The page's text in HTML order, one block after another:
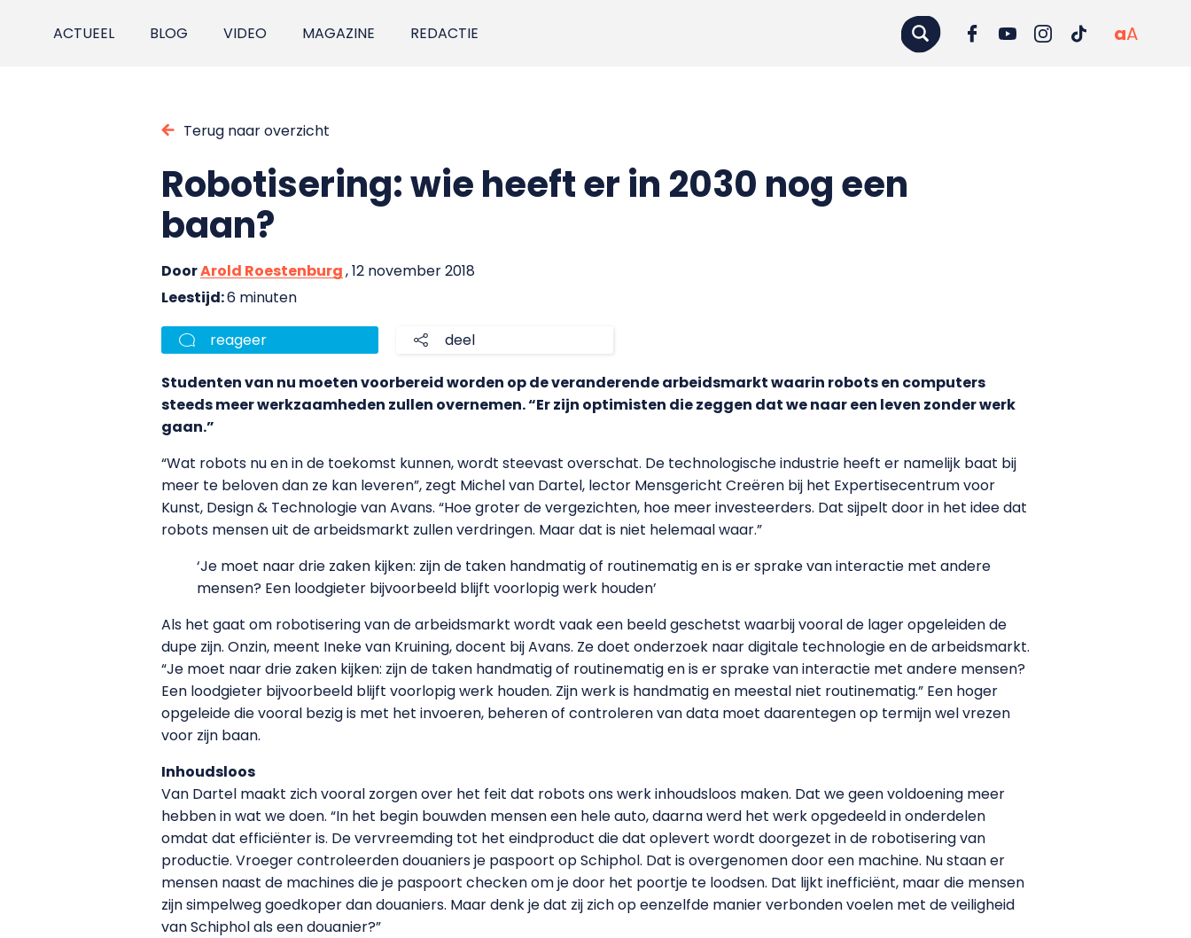
ACTUEEL BLOG VIDEO MAGAZINE REDACTIE aA
Terug naar overzicht
Robotisering: wie heeft er in 2030 nog een
baan?
DoorArold Roestenburg, 12 november 2018
Leestijd:6 minuten
reageer deel
Studenten van nu moeten voorbereid worden op de veranderende arbeidsmarkt waarin robots en computers
steeds meer werkzaamheden zullen overnemen. “Er zijn optimisten die zeggen dat we naar een leven zonder werk
gaan.”
“Wat robots nu en in de toekomst kunnen, wordt steevast overschat. De technologische industrie heeft er namelijk baat bij
meer te beloven dan ze kan leveren”, zegt Michel van Dartel, lector Mensgericht Creëren bij het Expertisecentrum voor
Kunst, Design & Technologie van Avans. “Hoe groter de vergezichten, hoe meer investeerders. Dat sijpelt door in het idee dat
robots mensen uit de arbeidsmarkt zullen verdringen. Maar dat is niet helemaal waar.”
‘Je moet naar drie zaken kijken: zijn de taken handmatig of routinematig en is er sprake van interactie met andere
mensen? Een loodgieter bijvoorbeeld blijft voorlopig werk houden’
Als het gaat om robotisering van de arbeidsmarkt wordt vaak een beeld geschetst waarbij vooral de lager opgeleiden de
dupe zijn. Onzin, meent Ineke van Kruining, docent bij Avans. Ze doet onderzoek naar digitale technologie en de arbeidsmarkt.
“Je moet naar drie zaken kijken: zijn de taken handmatig of routinematig en is er sprake van interactie met andere mensen?
Een loodgieter bijvoorbeeld blijft voorlopig werk houden. Zijn werk is handmatig en meestal niet routinematig.” Een hoger
opgeleide die vooral bezig is met het invoeren, beheren of controleren van data moet daarentegen op termijn wel vrezen
voor zijn baan.
Inhoudsloos
Van Dartel maakt zich vooral zorgen over het feit dat robots ons werk inhoudsloos maken. Dat we geen voldoening meer
hebben in wat we doen. “In het begin bouwden mensen een hele auto, daarna werd het werk opgedeeld in onderdelen
omdat dat efficiënter is. De vervreemding tot het eindproduct die dat oplevert wordt doorgezet in de robotisering van
productie. Vroeger controleerden douaniers je paspoort op Schiphol. Dat is overgenomen door een machine. Nu staan er
mensen naast de machines die je paspoort checken om je door het poortje te loodsen. Dat lijkt inefficiënt, maar die mensen
zijn simpelweg goedkoper dan douaniers. Maar denk je dat zij zich op eenzelfde manier verbonden voelen met de veiligheid
van Schiphol als een douanier?”